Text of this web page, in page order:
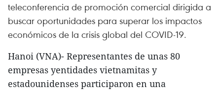
teleconferencia de promoción comercial dirigida a
buscar oportunidades para superar los impactos
económicos de la crisis global del COVID-19.
Hanoi (VNA)- Representantes de unas 80
empresas yentidades vietnamitas y
estadounidenses participaron en una